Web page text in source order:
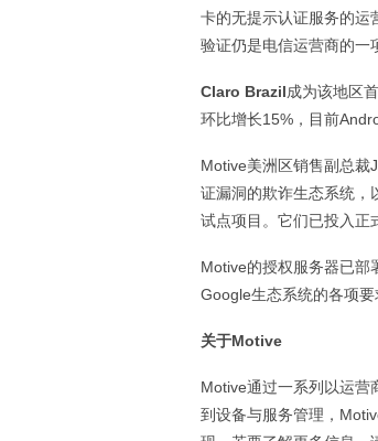
卡的无提示认证服务的运
验证仍是电信运营商的一
Claro Brazil成为该地区
环比增长15%，目前
Motive美洲区销售副总裁
证漏洞的欺诈生态系统，
试点项目。它们已投入正
Motive的授权服务器已部
Google生态系统的各项要
关于Motive
Motive通过一系列以运营
到设备与服务管理，